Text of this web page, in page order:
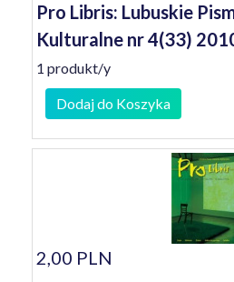
Pro Libris: Lubuskie
Kulturalne nr 4(33)
1 produkt/y
Dodaj do Koszyka
2,00 PLN